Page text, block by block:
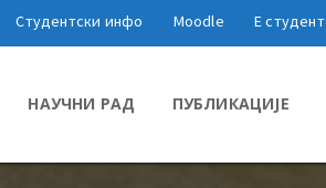
Студентски инфо Moodle Е студент
НАУЧНИ РАД ПУБЛИКАЦИЈЕ